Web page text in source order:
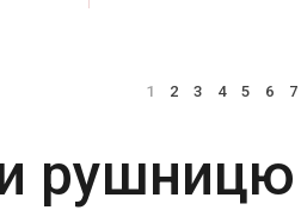
1 2 3 4 5 6 7
рушницю